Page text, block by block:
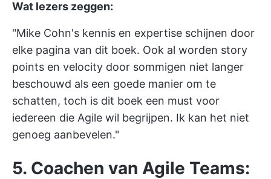
Wat lezers zeggen:
"Mike Cohn's kennis en expertise schijnen door
elke pagina van dit boek. Ook al worden story
points en velocity door sommigen niet langer
beschouwd als een goede manier om te
schatten, toch is dit boek een must voor
iedereen die Agile wil begrijpen. Ik kan het niet
genoeg aanbevelen."
5. Coachen van Agile Teams: